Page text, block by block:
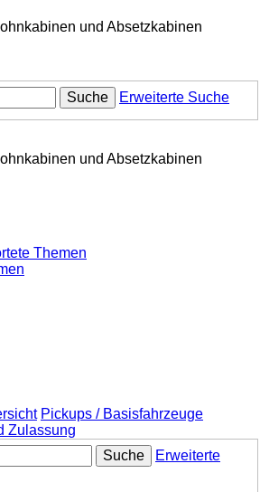
und Absetzkabinen
Suche Erweiterte Suche
und Absetzkabinen
Themen
Pickups / Basisfahrzeuge
Zulassung
Suche
Erweiterte